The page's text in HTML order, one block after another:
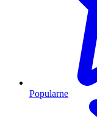
Popularne